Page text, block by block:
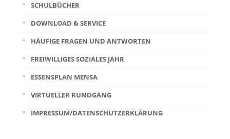
SCHULBÜCHER
DOWNLOAD & SERVICE
HÄUFIGE FRAGEN UND ANTWORTEN
FREIWILLIGES SOZIALES JAHR
ESSENSPLAN MENSA
VIRTUELLER RUNDGANG
IMPRESSUM/DATENSCHUTZERKLÄRUNG